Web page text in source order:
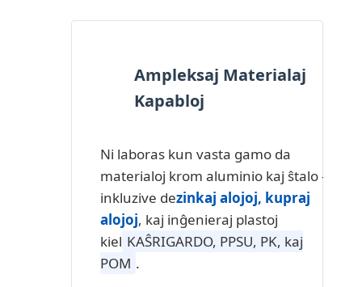
Ampleksaj Materialaj
Kapabloj
Ni laboras kun vasta gamo da
materialoj krom aluminio kaj ŝtalo —
inkluzive dezinkaj alojoj, kupraj
alojoj, kaj inĝenieraj plastoj
kiel KAŜRIGARDO, PPSU, PK, kaj
POM .